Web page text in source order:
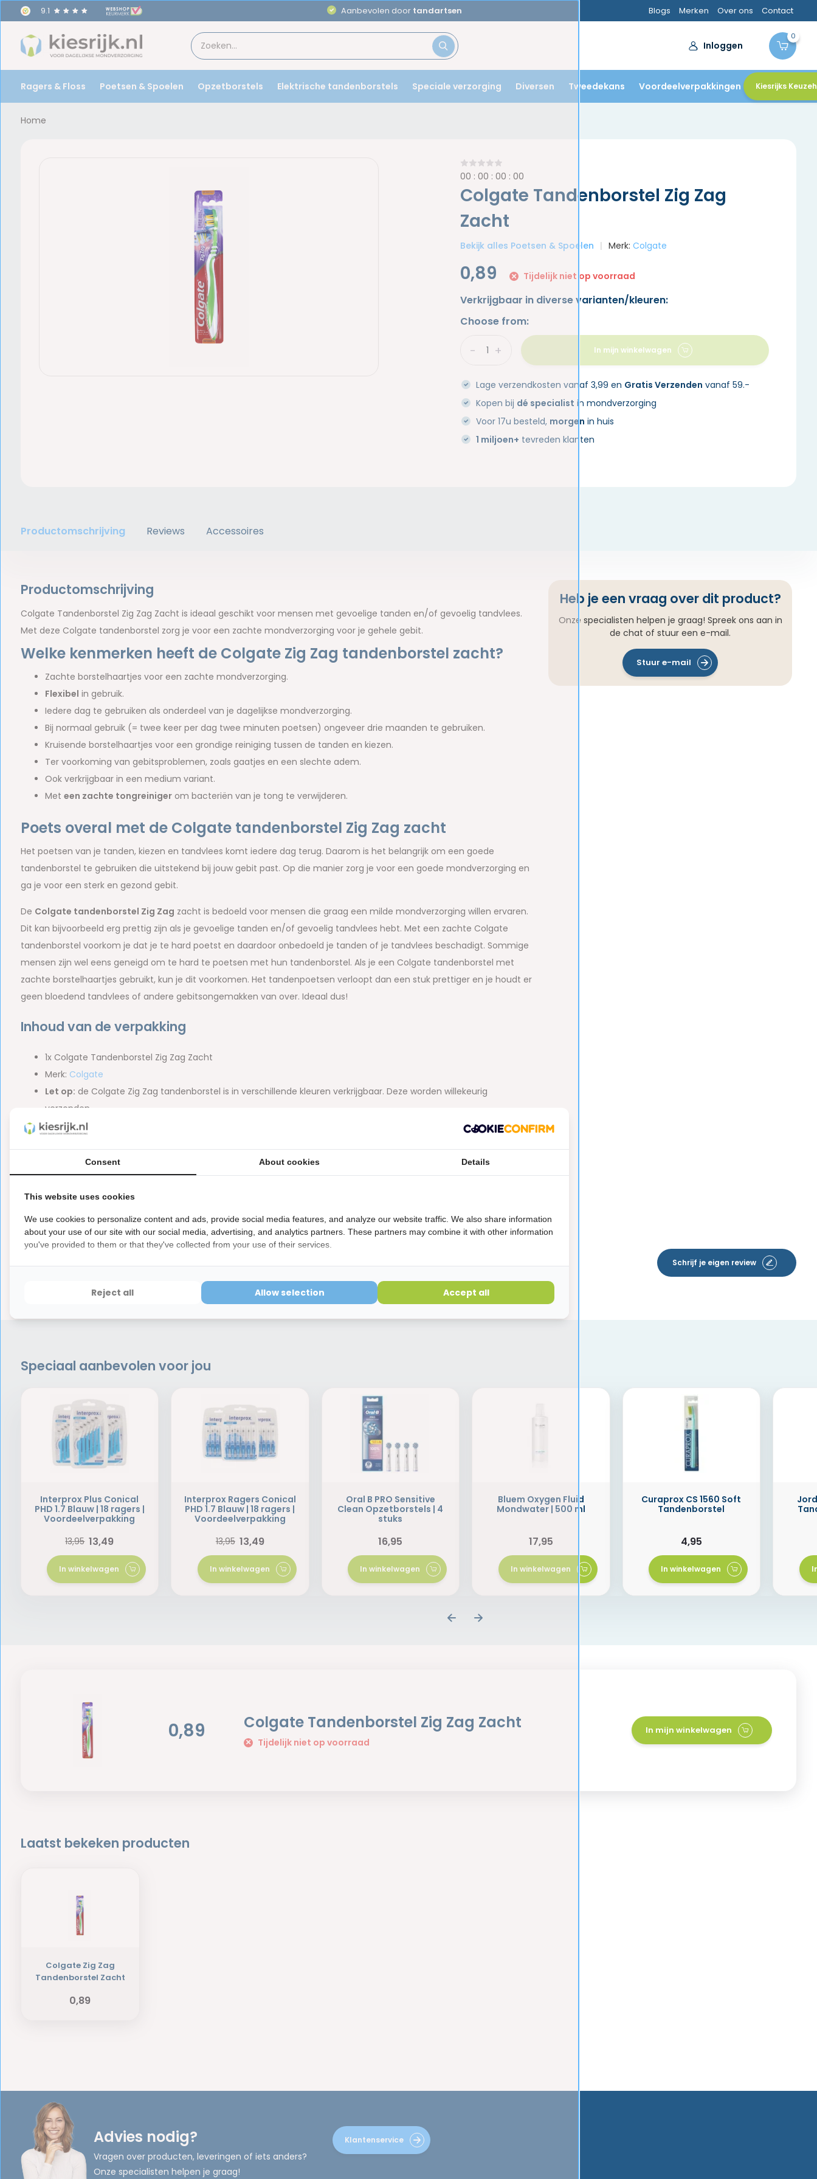
9.1 Aanbevolen door tandartsen Blogs Merken Over ons Contact
Inloggen
0
Ragers & Floss Poetsen & Spoelen Opzetborstels Elektrische tandenborstels Speciale verzorging Diversen Tweedekans Voordeelverpakkingen Kiesrijks
Home
00 :00 :00 :00
Colgate Tandenborstel Zig Zag
Zacht
Bekijk alles Poetsen & Spoelen Merk:Colgate
0,89 Tijdelijk niet op voorraad
Verkrijgbaar in diverse varianten/kleuren:
Choose from:
+
- In mijn winkelwagen
Lage verzendkosten vanaf 3,99 en Gratis Verzenden vanaf 59.-
Kopen bij dé specialist in mondverzorging
Voor 17u besteld, morgen in huis
1 miljoen+ tevreden klanten
Productomschrijving Reviews Accessoires
Productomschrijving
Colgate Tandenborstel Zig Zag Zacht is ideaal geschikt voor mensen met gevoelige tanden en/of gevoelig tandvlees.
Met deze Colgate tandenborstel zorg je voor een zachte mondverzorging voor je gehele gebit.
Welke kenmerken heeft de Colgate Zig Zag tandenborstel zacht?
Zachte borstelhaartjes voor een zachte mondverzorging.
Flexibel in gebruik.
Iedere dag te gebruiken als onderdeel van je dagelijkse mondverzorging.
Bij normaal gebruik (= twee keer per dag twee minuten poetsen) ongeveer drie maanden te gebruiken.
Kruisende borstelhaartjes voor een grondige reiniging tussen de tanden en kiezen.
Ter voorkoming van gebitsproblemen, zoals gaatjes en een slechte adem.
Ook verkrijgbaar in een medium variant.
Met een zachte tongreinigerom bacteriën van je tong te verwijderen.
Poets overal met de Colgate tandenborstel Zig Zag zacht
Het poetsen van je tanden, kiezen en tandvlees komt iedere dag terug. Daarom is het belangrijk om een goede
tandenborstel te gebruiken die uitstekend bij jouw gebit past. Op die manier zorg je voor een goede mondverzorging en
ga je voor een sterk en gezond gebit.
De Colgate tandenborstel Zig Zag zacht is bedoeld voor mensen die graag een milde mondverzorging willen ervaren.
Dit kan bijvoorbeeld erg prettig zijn als je gevoelige tanden en/of gevoelig tandvlees hebt. Met een zachte Colgate
tandenborstel voorkom je dat je te hard poetst en daardoor onbedoeld je tanden of je tandvlees beschadigt. Sommige
mensen zijn wel eens geneigd om te hard te poetsen met hun tandenborstel. Als je een Colgate tandenborstel met
zachte borstelhaartjes gebruikt, kun je dit voorkomen. Het tandenpoetsen verloopt dan een stuk prettiger en je houdt er
geen bloedend tandvlees of andere gebitsongemakken van over. Ideaal dus!
Inhoud van de verpakking
1x Colgate Tandenborstel Zig Zag Zacht
Merk: Colgate
Let op: de Colgate Zig Zag tandenborstel is in verschillende kleuren verkrijgbaar. Deze worden willekeurig
verzonden.
Hygiëneartikelen waarvan de verzegeling na de levering is verbroken kunnen niet geretourneerd worden en
Heb je een vraag over dit product?
Onze specialisten helpen je graag! Spreek ons aan in
de chat of stuur een e-mail.
Stuur e-mail
Reviews
Schrijf je eigen review
Er zijn nog geen reviews geschreven over dit product..
Speciaal aanbevolen voor jou
Interprox Plus Conical
PHD 1.7 Blauw | 18 ragers |
Voordeelverpakking
13,95 13,49
In winkelwagen
Interprox Ragers Conical
PHD 1.7 Blauw | 18 ragers |
Voordeelverpakking
13,95 13,49
In winkelwagen
Oral B PRO Sensitive
Clean Opzetborstels | 4
stuks
16,95
In winkelwagen
Bluem Oxygen Fluid
Mondwater | 500 ml
17,95
In winkelwagen
Curaprox CS 1560 Soft
Tandenborstel
4,95
In winkelwagen
0,89 Colgate Tandenborstel Zig Zag Zacht
Tijdelijk niet op voorraad
In mijn winkelwagen
Laatst bekeken producten
Colgate Zig Zag
Tandenborstel Zacht
0,89
Advies nodig?
Vragen over producten, leveringen of iets anders?
Onze specialisten helpen je graag!
Klantenservice
Consent About cookies Details
This website uses cookies
We use cookies to personalize content and ads, provide social media features, and analyze our website traffic. We also share information
about your use of our site with our social media, advertising, and analytics partners. These partners may combine it with other information
you've provided to them or that they've collected from your use of their services.
Reject all Allow selection Accept all